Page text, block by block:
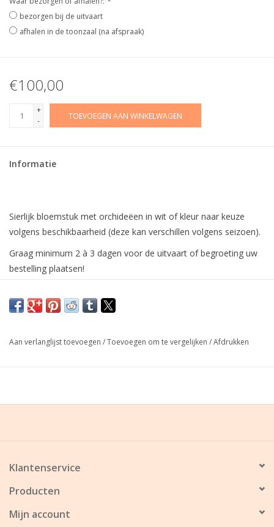
bezorgen bij de uitvaart
afhalen in de toonzaal (na afspraak)
€100,00
+
-
TOEVOEGEN AAN WINKELWAGEN
Informatie
Sierlijk bloemstuk met orchideëen in wit of kleur naar keuze
volgens beschikbaarheid (deze kan verschillen volgens seizoen).
Graag minimum 2 à 3 dagen voor de uitvaart of begroeting uw
bestelling plaatsen!
Aan verlanglijst toevoegen /Toevoegen om te vergelijken /Afdrukken
Klantenservice
Producten
Mijn account